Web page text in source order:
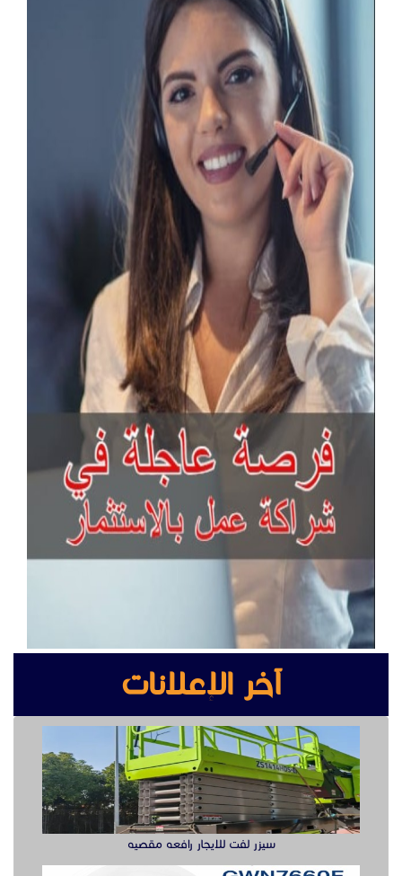
آخر الإعلانات
سيزر لفت للايجار رافعه مقصيه
أكس بوينت جراند ستريم